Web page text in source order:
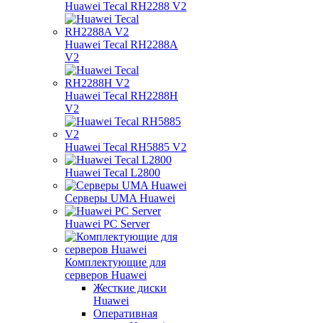
Huawei Tecal RH2288 V2
Huawei Tecal RH2288A
V2
Huawei Tecal RH2288H
V2
Huawei Tecal RH5885 V2
Huawei Tecal L2800
Серверы UMA Huawei
Huawei PC Server
Комплектующие для
серверов Huawei
Жесткие диски
Huawei
Оперативная